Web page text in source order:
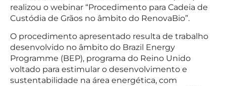
realizou o webinar “Procedimento para Cadeia de
Custódia de Grãos no âmbito do RenovaBio”.
O procedimento apresentado resulta de trabalho
desenvolvido no âmbito do Brazil Energy
Programme (BEP), programa do Reino Unido
voltado para estimular o desenvolvimento e
sustentabilidade na área energética, com